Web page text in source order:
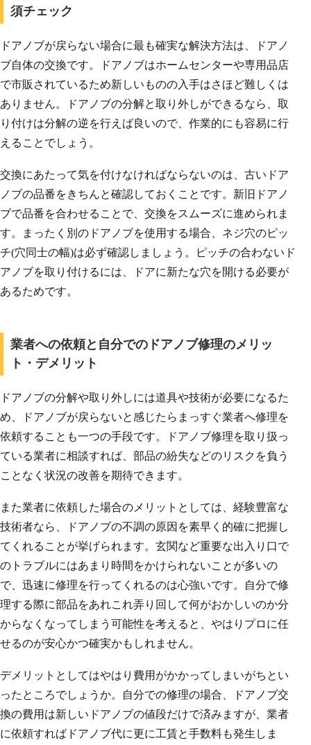
須チェック
ドアノブが戻らない場合に最も確実な解決方法は、ドアノ
ブ自体の交換です。ドアノブはホームセンターや専用品店
で市販されているため新しいものの入手はさほど難しくは
ありません。ドアノブの分解と取り外しができるなら、取
り付けは分解の逆を行えば良いので、作業的にも容易に行
えることでしょう。
交換にあたって気を付けなければならないのは、古いドア
ノブの品番をきちんと確認しておくことです。新旧ドアノ
ブで品番を合わせることで、交換をスムーズに進められま
す。まったく別のドアノブを使用する場合、ネジ穴のピッ
チ(穴同士の幅)は必ず確認しましょう。ピッチの合わないド
アノブを取り付けるには、ドアに新たな穴を開ける必要が
あるためです。
業者への依頼と自分でのドアノブ修理のメリッ
ト・デメリット
ドアノブの分解や取り外しには道具や技術が必要になるた
め、ドアノブが戻らないと感じたらまっすぐ業者へ修理を
依頼することも一つの手段です。ドアノブ修理を取り扱っ
ている業者に相談すれば、部品の紛失などのリスクを負う
ことなく状況の改善を期待できます。
また業者に依頼した場合のメリットとしては、経験豊富な
技術者なら、ドアノブの不調の原因を素早く的確に把握し
てくれることが挙げられます。玄関など重要な出入り口で
のトラブルにはあまり時間をかけられないことが多いの
で、迅速に修理を行ってくれるのは心強いです。自分で修
理する際に部品をあれこれ弄り回して何がおかしいのか分
からなくなってしまう可能性を考えると、やはりプロに任
せるのが安心かつ確実かもしれません。
デメリットとしてはやはり費用がかかってしまいがちとい
ったところでしょうか。自分での修理の場合、ドアノブ交
換の費用は新しいドアノブの値段だけで済みますが、業者
に依頼すればドアノブ代に更に工賃と手数料も発生しま